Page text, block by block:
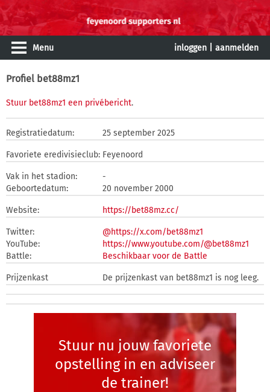
Menu inloggen aanmelden
Profiel bet88mz1
Stuur bet88mz1 een privébericht.
Registratiedatum: 25 september 2025
Favoriete eredivisieclub: Feyenoord
Vak in het stadion:
-
Geboortedatum:
20 november 2000
Website: https://bet88mz.cc/
Twitter:
@https://x.com/bet88mz1
YouTube:
https://www.youtube.com/@bet88mz1
Battle:
Beschikbaar voor de Battle
Prijzenkast De prijzenkast van bet88mz1 is nog leeg.
Stuur nu jouw favoriete
opstelling in en adviseer
de trainer!